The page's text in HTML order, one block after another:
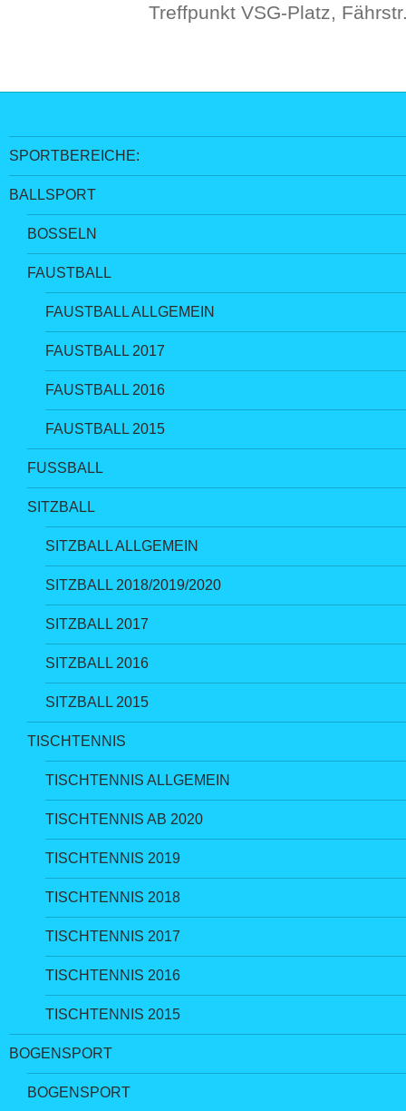
Treffpunkt VSG-Platz,
SPORTBEREICHE:
BALLSPORT
BOSSELN
FAUSTBALL
FAUSTBALL ALLGEMEIN
FAUSTBALL 2017
FAUSTBALL 2016
FAUSTBALL 2015
FUSSBALL
SITZBALL
SITZBALL ALLGEMEIN
SITZBALL 2018/2019/2020
SITZBALL 2017
SITZBALL 2016
SITZBALL 2015
TISCHTENNIS
TISCHTENNIS ALLGEMEIN
TISCHTENNIS AB 2020
TISCHTENNIS 2019
TISCHTENNIS 2018
TISCHTENNIS 2017
TISCHTENNIS 2016
TISCHTENNIS 2015
BOGENSPORT
BOGENSPORT